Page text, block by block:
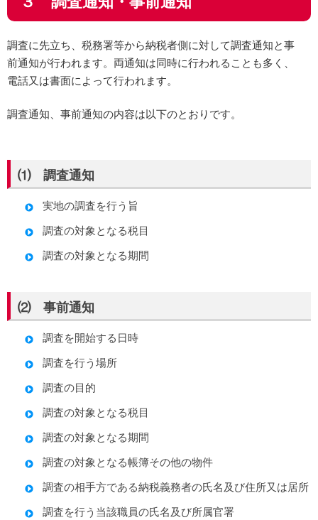
調査に先立ち、税務署等から納税者側に対して調査通知と事
前通知が行われます。両通知は同時に行われることも多く、
電話又は書面によって行われます。
調査通知、事前通知の内容は以下のとおりです。
⑴ 調査通知
実地の調査を行う旨
調査の対象となる税目
調査の対象となる期間
⑵ 事前通知
調査を開始する日時
調査を行う場所
調査の目的
調査の対象となる税目
調査の対象となる期間
調査の対象となる帳簿その他の物件
調査の相手方である納税義務者の氏名及び住所又は居所
調査を行う当該職員の氏名及び所属官署